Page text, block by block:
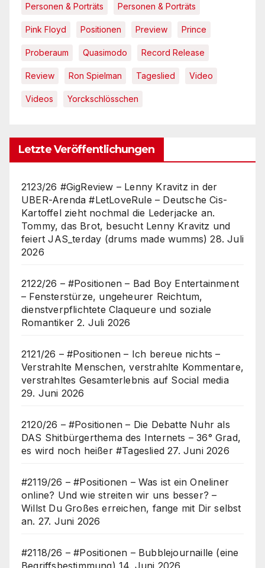
Personen & Porträts Personen & Porträts
Pink Floyd Positionen Preview Prince
Proberaum Quasimodo Record Release
Review Ron Spielman Tageslied Video
Videos Yorckschlösschen
Letzte Veröffentlichungen
2123/26 #GigReview – Lenny Kravitz in der
UBER-Arenda #LetLoveRule – Deutsche Cis-
Kartoffel zieht nochmal die Lederjacke an.
Tommy, das Brot, besucht Lenny Kravitz und
feiert JAS_terday (drums made wumms) 28. Juli
2026
2122/26 – #Positionen – Bad Boy Entertainment
– Fensterstürze, ungeheurer Reichtum,
dienstverpflichtete Claqueure und soziale
Romantiker 2. Juli 2026
2121/26 – #Positionen – Ich bereue nichts –
Verstrahlte Menschen, verstrahlte Kommentare,
verstrahltes Gesamterlebnis auf Social media
29. Juni 2026
2120/26 – #Positionen – Die Debatte Nuhr als
DAS Shitbürgerthema des Internets – 36° Grad,
es wird noch heißer #Tageslied 27. Juni 2026
#2119/26 – #Positionen – Was ist ein Oneliner
online? Und wie streiten wir uns besser? –
Willst Du Großes erreichen, fange mit Dir selbst
an. 27. Juni 2026
#2118/26 – #Positionen – Bubblejournaille (eine
Begriffsbestimmung) 14. Juni 2026